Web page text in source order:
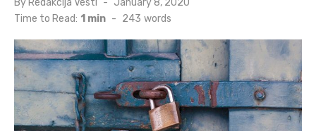
By Redakcija Vesti
on
January 8, 2020
Time to Read: 1 min - 243 words